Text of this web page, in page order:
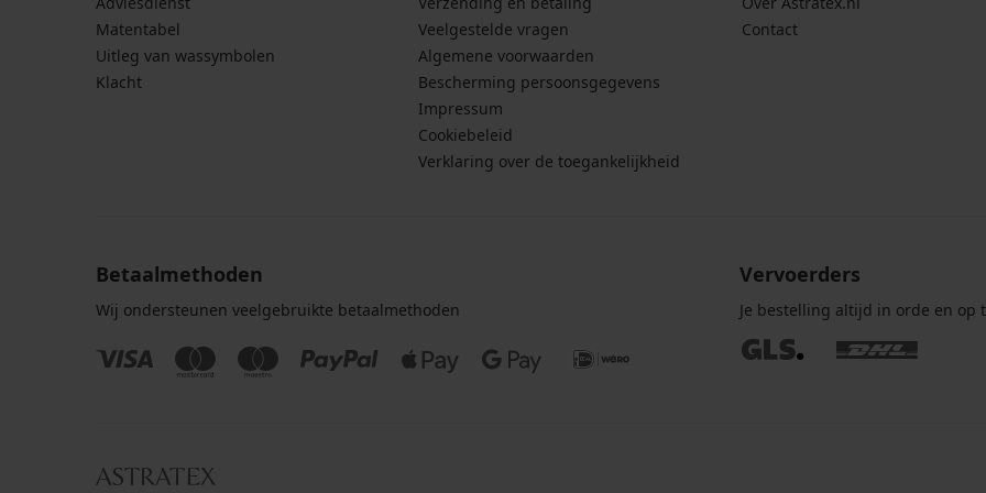
Matentabel
Uitleg van wassymbolen
Klacht
Veelgestelde vragen
Algemene voorwaarden
Bescherming persoonsgegevens
Impressum
Cookiebeleid
Verklaring over de toegankelijkheid
Contact
Betaalmethoden
Wij ondersteunen veelgebruikte betaalmethoden
Vervoerders
Je bestelling altijd in orde en op